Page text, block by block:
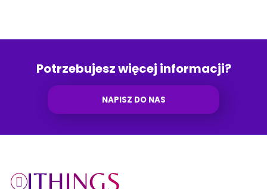
Potrzebujesz więcej informacji?
NAPISZ DO NAS